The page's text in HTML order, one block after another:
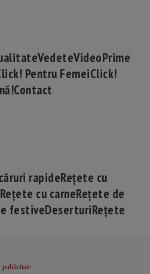
VedeteVideoPrime
Pentru FemeiClick!
Contact
rapideRețete cu
Rețete cu carneRețete de
festiveDeserturiRețete